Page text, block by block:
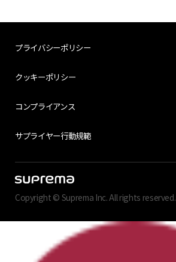
プライバシーポリシー
クッキーポリシー
コンプライアンス
サプライヤー行動規範
Copyright © Suprema Inc. All rights reserved.